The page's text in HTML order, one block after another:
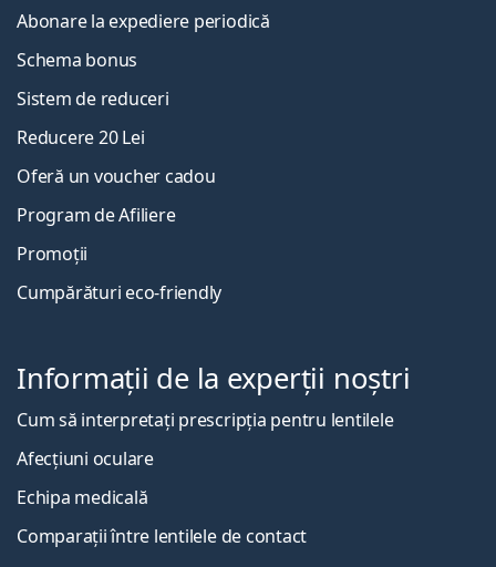
Abonare la expediere periodică
Schema bonus
Sistem de reduceri
Reducere 20 Lei
Oferă un voucher cadou
Program de Afiliere
Promoții
Cumpărături eco-friendly
Informații de la experții noștri
Cum să interpretați prescripția pentru lentilele
Afecțiuni oculare
Echipa medicală
Comparații între lentilele de contact